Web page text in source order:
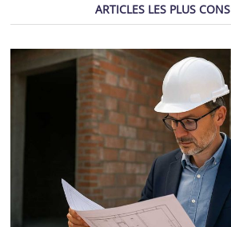
ARTICLES LES PLUS